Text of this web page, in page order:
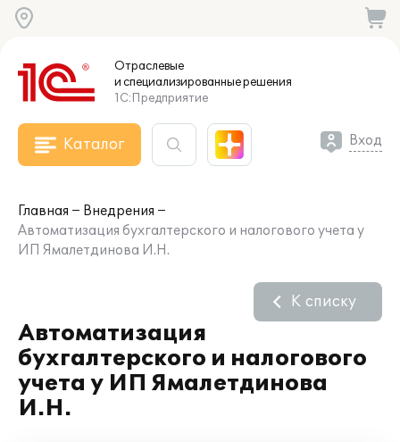
Отраслевые
и специализированныерешения
1С:Предприятие
Каталог Вход
Главная
Внедрения
Автоматизация бухгалтерского и налогового учета у
ИП Ямалетдинова И.Н.
Автоматизация
бухгалтерского и налогового
учета у ИП Ямалетдинова
И.Н.
К списку